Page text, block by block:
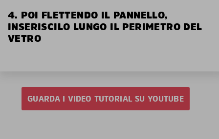
4. POI FLETTENDO IL PANNELLO,
INSERISCILO LUNGO IL PERIMETRO DEL
VETRO
GUARDA I VIDEO TUTORIAL SU YOUTUBE